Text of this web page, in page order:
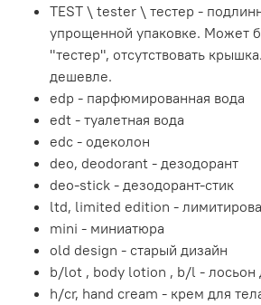
TEST \ tester \ тестер -
упрощенной упаковке. Может
"тестер", отсутствовать
дешевле.
edp - парфюмированная вода
edt - туалетная вода
edc - одеколон
deo, deodorant - дезодорант
deo-stick - дезодорант-стик
ltd, limited edition -
mini - миниатюра
old design - старый дизайн
b/lot , body lotion , b/l - лосьон
h/cr, hand cream - крем для